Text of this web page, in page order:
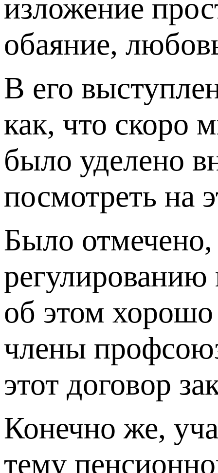
изложение
обаяние,
В его
как, что скоро
было уделено
посмотреть на
Было
регулированию
об этом хорошо
члены
этот договор
Конечно же,
тему